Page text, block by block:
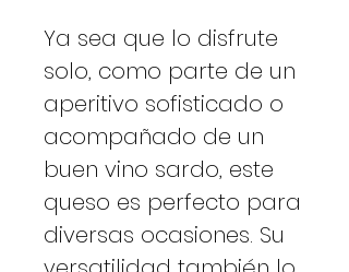
Ya sea que lo disfrute
solo, como parte de un
aperitivo sofisticado o
acompañado de un
buen vino sardo, este
queso es perfecto para
diversas ocasiones. Su